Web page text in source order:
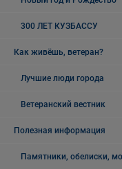
300 ЛЕТ КУЗБАССУ
Как живёшь, ветеран?
Лучшие люди города
Ветеранский вестник
Полезная информация
Памятники, обелиски,